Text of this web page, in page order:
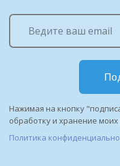
Нажимая на кнопку
обработку и хранение
Политика